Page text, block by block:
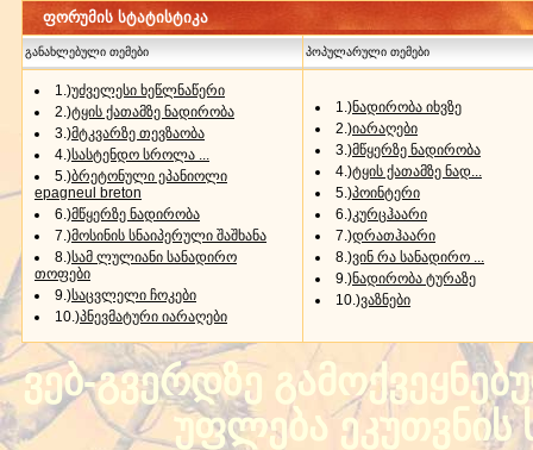
ფორუმის სტატისტიკა
განახლებული თემები პოპულარული თემები
1.)უძველესი ხეწლნაწერი
2.)ტყის ქათამზე ნადირობა
3.)მტკვარზე თევზაობა
4.)სასტენდო სროლა ...
5.)ბრეტონული ეპანიოლი
epagneul breton
6.)მწყერზე ნადირობა
7.)მოსინის სნაიპერული შაშხანა
8.)სამ ლულიანი სანადირო
თოფები
9.)საცვლელი ჩოკები
10.)პნევმატური იარაღები
1.)ნადირობა იხვზე
2.)იარაღები
3.)მწყერზე ნადირობა
4.)ტყის ქათამზე ნად...
5.)პოინტერი
6.)კურცჰაარი
7.)დრათჰაარი
8.)ვინ რა სანადირო ...
9.)ნადირობა ტურაზე
10.)ვაზნები
ვებ-გვერდზე
უფლება ეკუთვნის